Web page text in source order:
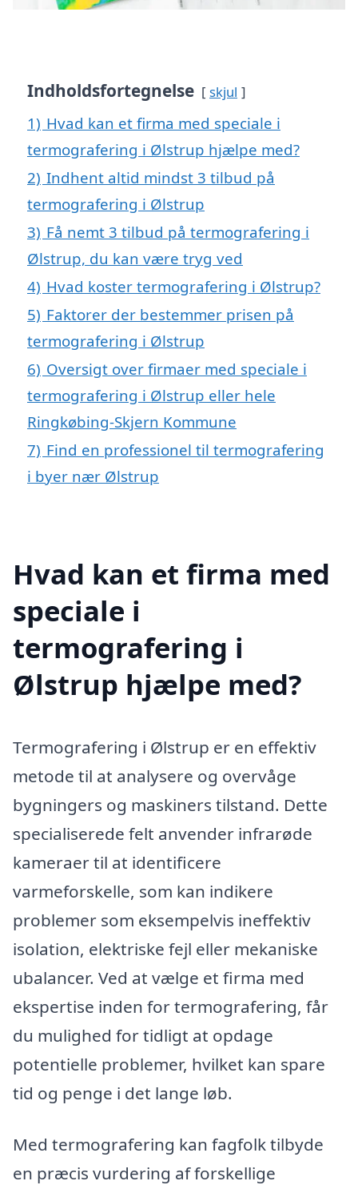
Indholdsfortegnelse skjul
1) Hvad kan et firma med speciale i
termografering i Ølstrup hjælpe med?
2) Indhent altid mindst 3 tilbud på
termografering i Ølstrup
3) Få nemt 3 tilbud på termografering i
Ølstrup, du kan være tryg ved
4) Hvad koster termografering i Ølstrup?
5) Faktorer der bestemmer prisen på
termografering i Ølstrup
6) Oversigt over firmaer med speciale i
termografering i Ølstrup eller hele
Ringkøbing-Skjern Kommune
7) Find en professionel til termografering
i byer nær Ølstrup
Hvad kan et firma med
speciale i
termografering i
Ølstrup hjælpe med?
Termografering i Ølstrup er en effektiv
metode til at analysere og overvåge
bygningers og maskiners tilstand. Dette
specialiserede felt anvender infrarøde
kameraer til at identificere
varmeforskelle, som kan indikere
problemer som eksempelvis ineffektiv
isolation, elektriske fejl eller mekaniske
ubalancer. Ved at vælge et firma med
ekspertise inden for termografering, får
du mulighed for tidligt at opdage
potentielle problemer, hvilket kan spare
tid og penge i det lange løb.
Med termografering kan fagfolk tilbyde
en præcis vurdering af forskellige